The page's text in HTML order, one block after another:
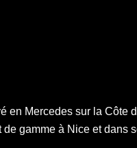
en Mercedes sur la Côte
de gamme à Nice et dans